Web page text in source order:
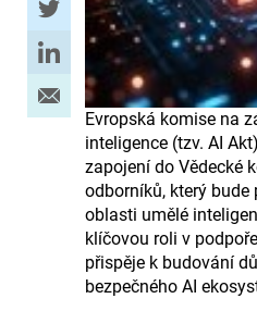
Evropská komise na
inteligence (tzv. AI
zapojení do Vědecké
odborníků, který
oblasti umělé
klíčovou roli v
přispěje k budování
bezpečného AI